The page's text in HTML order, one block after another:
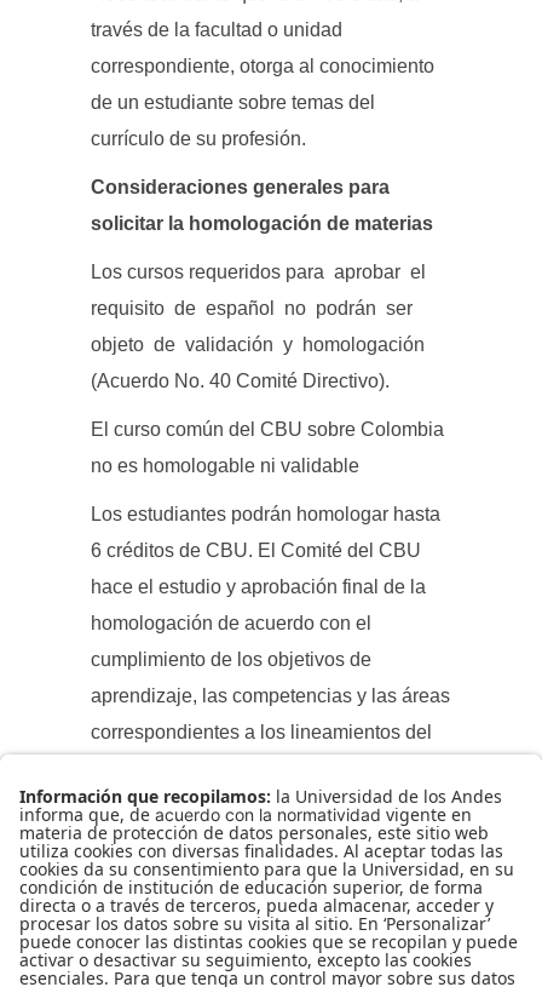
través de la facultad o unidad
correspondiente, otorga al conocimiento
de un estudiante sobre temas del
currículo de su profesión.
Consideraciones generales para
solicitar la homologación de materias
Los cursos requeridos para aprobar el
requisito de español no podrán ser
objeto de validación y homologación
(Acuerdo No. 40 Comité Directivo).
El curso común del CBU sobre Colombia
no es homologable ni validable
Los estudiantes podrán homologar hasta
6 créditos de CBU. El Comité del CBU
hace el estudio y aprobación final de la
homologación de acuerdo con el
cumplimiento de los objetivos de
aprendizaje, las competencias y las áreas
correspondientes a los lineamientos del
Universidad.
MÁS
INFORMACIÓN
SOBRE EL
REGLAMENTO
DE